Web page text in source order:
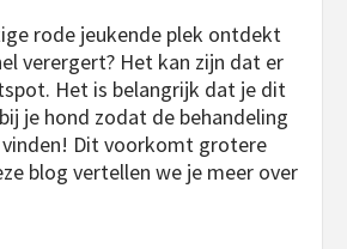
rode jeukende plek ontdekt
verergert? Het kan zijn dat er
Het is belangrijk dat je dit
je hond zodat de behandeling
Dit voorkomt grotere
blog vertellen we je meer over